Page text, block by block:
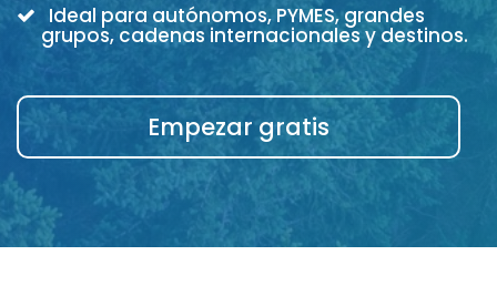
Ideal para autónomos, PYMES, grandes
grupos, cadenas internacionales y destinos.
Empezar gratis